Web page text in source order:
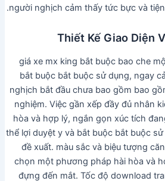
người nghịch cảm thấy tức bực và
Thiết Kế Giao Diện
giá xe mx king bắt buộc bao che
bắt buộc bắt buộc sử dụng, ngay
nghịch bắt đầu chưa bao gồm bao
nghiệm. Việc gần xếp đầy đủ nhân
hòa và hợp lý, ngắn gọn xúc tích
thể lợi duyệt y và bắt buộc bắt buộc
đề xuất. màu sắc và biệu tượng
chọn một phương pháp hài hòa và
đựng đến mắt. Tốc độ download